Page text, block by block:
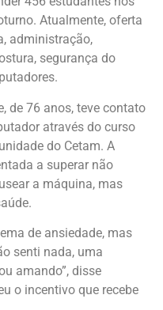
Atualmente, oferta
administração,
segurança do
de 76 anos, teve contato
através do curso
do Cetam. A
a superar não
a máquina, mas
de ansiedade, mas
senti nada, uma
amando”, disse
o incentivo que recebe